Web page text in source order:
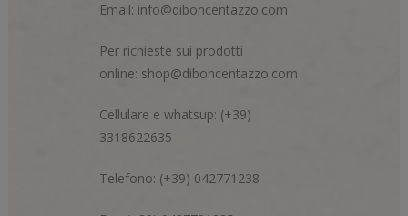
Email: info@diboncentazzo.com
Per richieste sui prodotti
online: shop@diboncentazzo.com
Cellulare e whatsup: (+39)
3318622635
Telefono: (+39) 042771238